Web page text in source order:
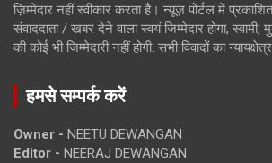
ज़िम्मेदार नहीं स्वीकार करता है। न्यूज़ पोर्टल में
संवाददाता / खबर देने वाला स्वयं जिम्मेदार होगा,
की कोई भी जिम्मेदारी नहीं होगी. सभी विवादों का
हमसे सम्पर्क करें
Owner - NEETU DEWANGAN
Editor - NEERAJ DEWANGAN